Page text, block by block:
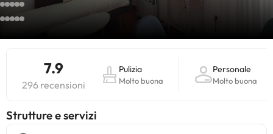
7.9
296 recensioni
Pulizia
Molto buona
Personale
Molto buona
​Strutture e servizi